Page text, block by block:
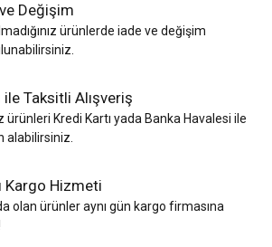
Değişim
ürünlerde iade ve değişim
ile Taksitli Alışveriş
ürünleri Kredi Kartı yada Banka Havalesi ile
alabilirsiniz.
Kargo Hizmeti
olan ürünler aynı gün kargo firmasına